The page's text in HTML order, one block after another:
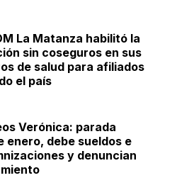
La Matanza habilitó la
sin coseguros en sus
de salud para afiliados
el país
Verónica: parada
enero, debe sueldos e
y denuncian